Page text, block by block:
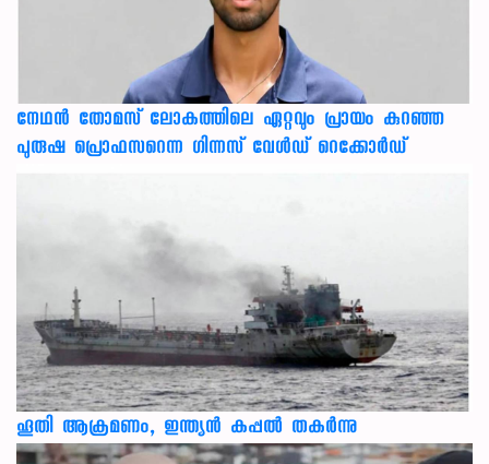
നേഥന്‍ തോമസ് ലോകത്തിലെ ഏറ്റവും പ്രായം കുറഞ്ഞ
പുരുഷ പ്രൊഫസറെന്ന ഗിന്നസ് വേള്‍ഡ് റെക്കോര്‍ഡ്
ഹൂതി ആക്രമണം, ഇന്ത്യൻ കപ്പൽ തകർന്നു